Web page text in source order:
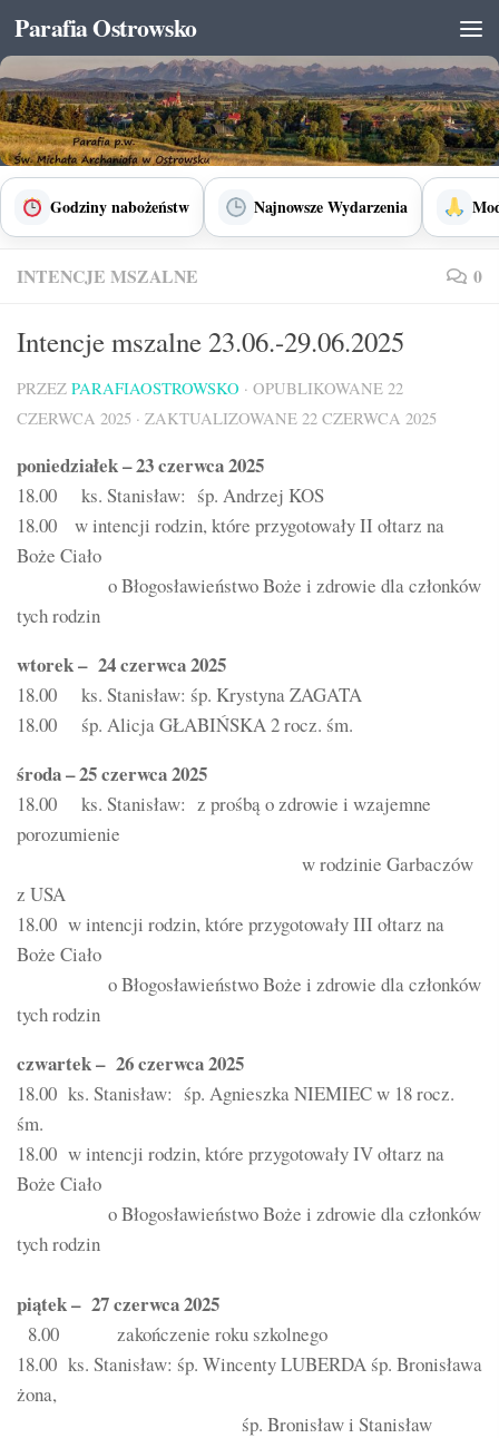
Skip to content
Parafia Ostrowsko
Godziny nabożeństw Najnowsze Wydarzenia
INTENCJE MSZALNE 0
Intencje mszalne 23.06.-29.06.2025
PRZEZ PARAFIAOSTROWSKO · OPUBLIKOWANE 22
CZERWCA 2025 · ZAKTUALIZOWANE 22 CZERWCA 2025
poniedziałek – 23 czerwca 2025
18.00 ks. Stanisław: śp. Andrzej KOS
18.00 w intencji rodzin, które przygotowały II ołtarz na
Boże Ciało
o Błogosławieństwo Boże i zdrowie dla członków
tych rodzin
wtorek – 24 czerwca 2025
18.00 ks. Stanisław: śp. Krystyna ZAGATA
18.00 śp. Alicja GŁABIŃSKA 2 rocz. śm.
środa – 25 czerwca 2025
18.00 ks. Stanisław: z prośbą o zdrowie i wzajemne
porozumienie
w rodzinie Garbaczów
z USA
18.00 w intencji rodzin, które przygotowały III ołtarz na
Boże Ciało
o Błogosławieństwo Boże i zdrowie dla członków
tych rodzin
czwartek – 26 czerwca 2025
18.00 ks. Stanisław: śp. Agnieszka NIEMIEC w 18 rocz.
śm.
18.00 w intencji rodzin, które przygotowały IV ołtarz na
Boże Ciało
o Błogosławieństwo Boże i zdrowie dla członków
tych rodzin
piątek – 27 czerwca 2025
8.00 zakończenie roku szkolnego
18.00 ks. Stanisław: śp. Wincenty LUBERDA śp. Bronisława
żona,
śp. Bronisław i Stanisław